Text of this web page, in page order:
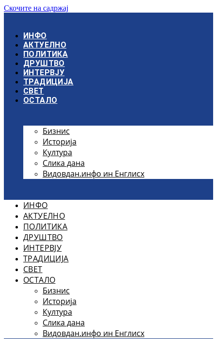
Скочите на садржај
ИНФО
АКТУЕЛНО
ПОЛИТИКА
ДРУШТВО
ИНТЕРВЈУ
ТРАДИЦИЈА
СВЕТ
ОСТАЛО
Бизнис
Историја
Култура
Слика дана
Видовдан.инфо ин Енглисх
ИНФО
АКТУЕЛНО
ПОЛИТИКА
ДРУШТВО
ИНТЕРВЈУ
ТРАДИЦИЈА
СВЕТ
ОСТАЛО
Бизнис
Историја
Култура
Слика дана
Видовдан.инфо ин Енглисх